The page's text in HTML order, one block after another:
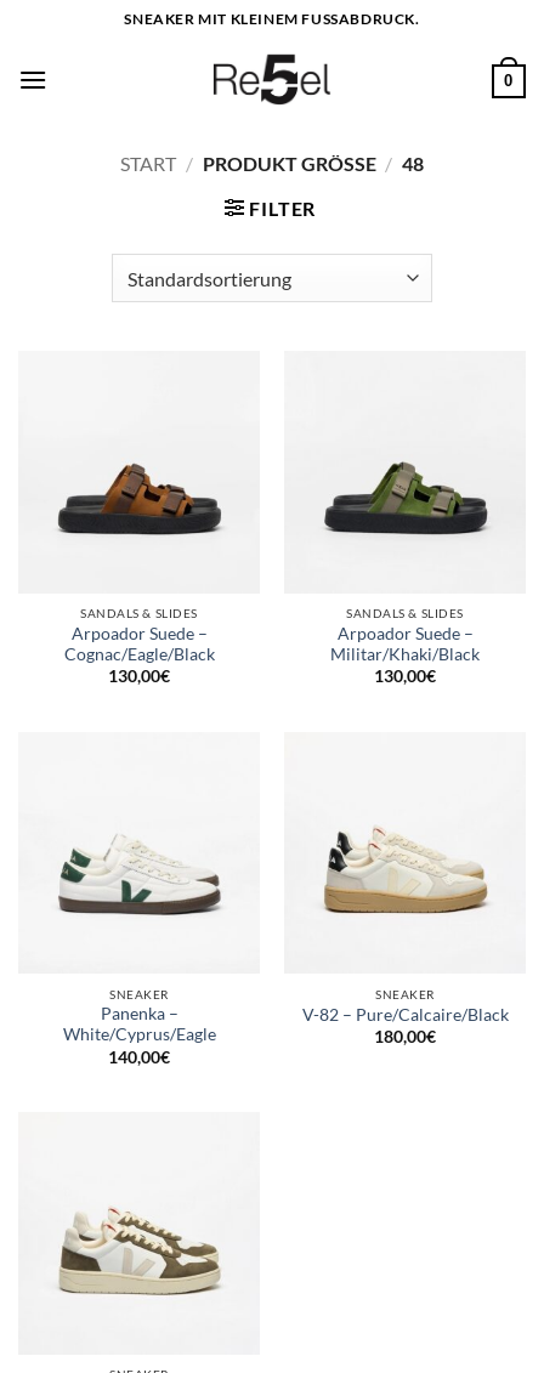
springen
SNEAKER MIT KLEINEM FUSSABDRUCK.
0
START / PRODUKT GRÖSSE / 48
FILTER
SANDALS & SLIDES
Arpoador Suede –
Cognac/Eagle/Black
130,00€
SANDALS & SLIDES
Arpoador Suede –
Militar/Khaki/Black
130,00€
SNEAKER
Panenka –
White/Cyprus/Eagle
140,00€
SNEAKER
V-82 – Pure/Calcaire/Black
180,00€